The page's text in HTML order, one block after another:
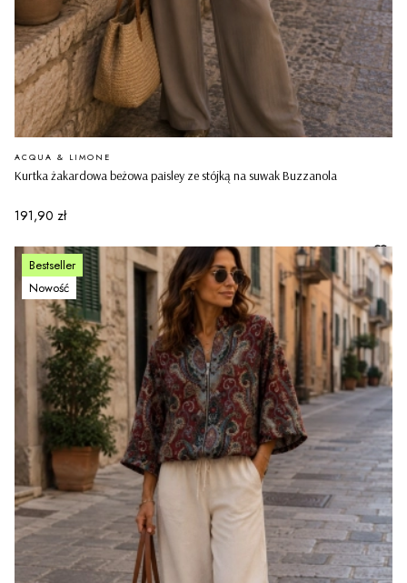
Kurtka żakardowa beżowa paisley ze stójką na suwak Buzzanola
PRODUCENT
ACQUA & LIMONE
Cena
191,90 zł
Bestseller
Nowość